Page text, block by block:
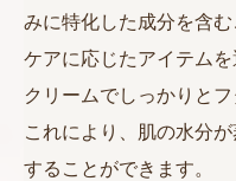
みに特化した成分を含
ケアに応じたアイテムを
クリームでしっかりと
これにより、肌の水分
することができます。